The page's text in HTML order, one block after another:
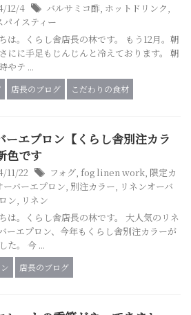
12/4 バルサミコ酢, ホットドリンク,
パイスティー
は。くらし舎店長の林です。 もう12月。朝
にに手足もじんじんと冷えております。 朝
やテ ...
店長のブログ こだわりの食材
ーエプロン【くらし舎別注カラ
色です
11/22 フォグ, fog linen work, 限定カ
ーバーエプロン, 別注カラー, リネンオーバ
ン, リネン
は。くらし舎店長の林です。 大人気のリネ
ーエプロン、今年もくらし舎別注カラーが
た。 今 ...
店長のブログ